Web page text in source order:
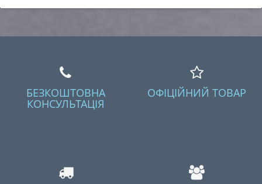
БЕЗКОШТОВНА
КОНСУЛЬТАЦІЯ
ОФІЦІЙНИЙ ТОВАР